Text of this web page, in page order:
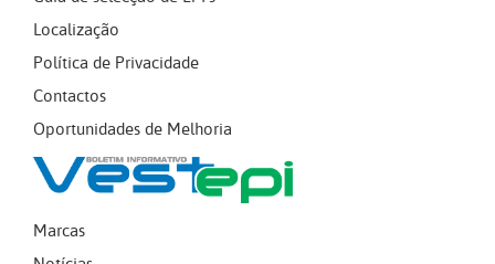
Localização
Política de Privacidade
Contactos
Oportunidades de Melhoria
Marcas